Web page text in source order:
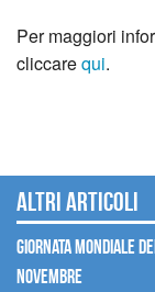
Per maggiori
cliccarequi.
Altri articoli
Giornata mondiale
novembre